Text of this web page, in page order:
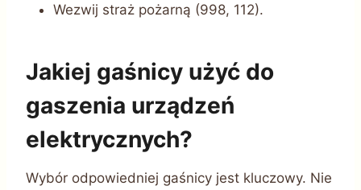
Wezwij straż pożarną (998, 112).
Jakiej gaśnicy użyć do
gaszenia urządzeń
elektrycznych?
Wybór odpowiedniej gaśnicy jest kluczowy. Nie